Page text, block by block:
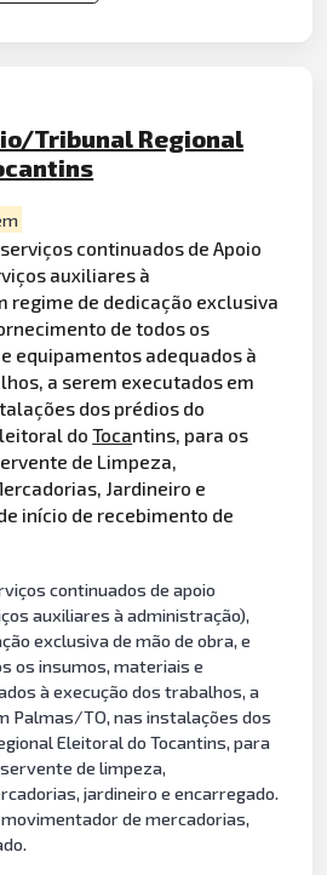
Tribunal Regional
continuados de Apoio
auxiliares à
regime de dedicação exclusiva
de todos os
e equipamentos adequados à
a serem executados em
dos prédios do
doTocantins, para os
de Limpeza,
Jardineiro e
início de recebimento de
continuados de apoio
auxiliares à administração),
exclusiva de mão de obra, e
os insumos, materiais e
à execução dos trabalhos, a
Palmas/TO, nas instalações dos
Eleitoral do Tocantins, para
de limpeza,
jardineiro e encarregado.
de mercadorias,